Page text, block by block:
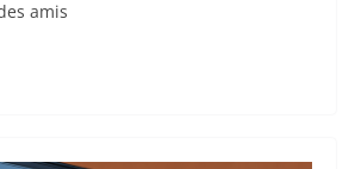
amis